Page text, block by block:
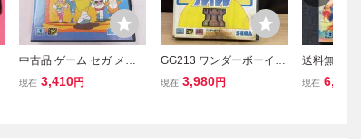
中古品 ゲーム セガ メガ
ドライブ ソフト まじかる
現在 3,410円
GG213 ワンダーボーイⅤ
モンスターワールドⅢ メ
現在 3,980円
送料無料♪
♪ モンスタ
現在 6,000